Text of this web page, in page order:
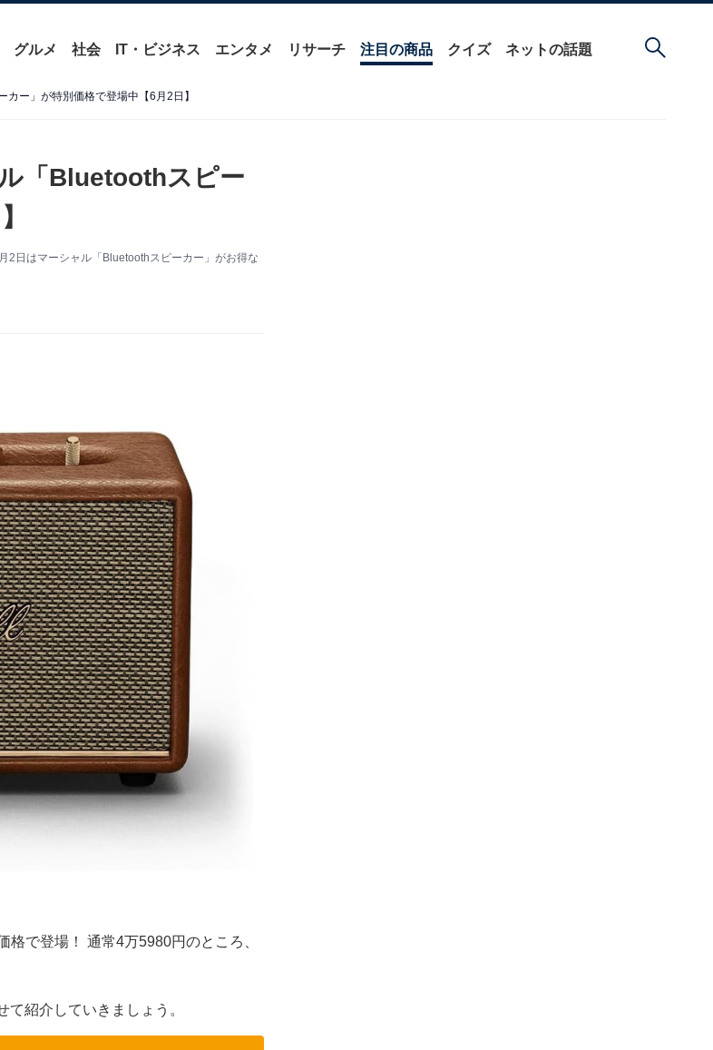
グルメ 社会 IT・ビジネス エンタメ リサーチ 注目の商品 クイズ ネットの話題
ー」が特別価格で登場中【6月2日】
「Bluetoothスピー
2日はマーシャル「Bluetoothスピーカー」がお得な
で登場！ 通常4万5980円のところ、
紹介していきましょう。